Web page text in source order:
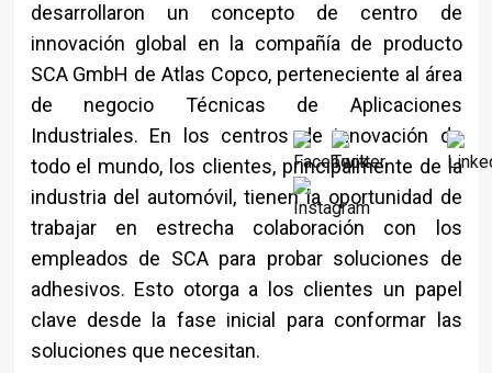
desarrollaron un concepto de centro de
innovación global en la compañía de producto
SCA GmbH de Atlas Copco, perteneciente al área
de negocio Técnicas de Aplicaciones
Industriales. En los centros de innovación de
todo el mundo, los clientes, principalmente de la
industria del automóvil, tienen la oportunidad de
trabajar en estrecha colaboración con los
empleados de SCA para probar soluciones de
adhesivos. Esto otorga a los clientes un papel
clave desde la fase inicial para conformar las
soluciones que necesitan.